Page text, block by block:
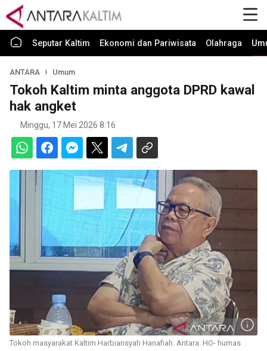
Seputar Kaltim Ekonomi dan Pariwisata Olahraga
ANTARA Umum
Tokoh Kaltim minta anggota DPRD kawal
hak angket
Minggu, 17 Mei 2026 8:16
Tokoh masyarakat Kaltim Harbiansyah Hanafiah. Antara: HO- humas